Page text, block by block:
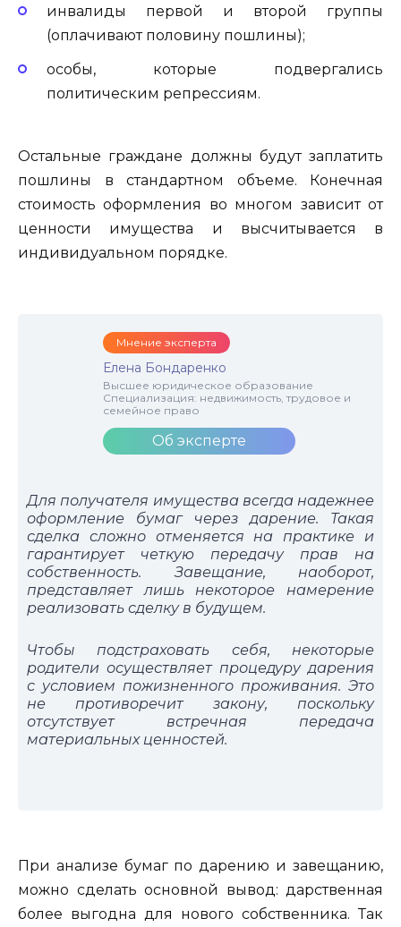
инвалиды первой и второй группы
(оплачивают половину пошлины);
особы, которые подвергались
политическим репрессиям.
Остальные граждане должны будут заплатить
пошлины в стандартном объеме. Конечная
стоимость оформления во многом зависит от
ценности имущества и высчитывается в
индивидуальном порядке.
Мнение эксперта
Елена Бондаренко
Высшее юридическое образование
Специализация: недвижимость, трудовое и
семейное право
Об эксперте
Для получателя имущества всегда надежнее
оформление бумаг через дарение. Такая
сделка сложно отменяется на практике и
гарантирует четкую передачу прав на
собственность. Завещание, наоборот,
представляет лишь некоторое намерение
реализовать сделку в будущем.
Чтобы подстраховать себя, некоторые
родители осуществляет процедуру дарения
с условием пожизненного проживания. Это
не противоречит закону, поскольку
отсутствует встречная передача
материальных ценностей.
При анализе бумаг по дарению и завещанию,
можно сделать основной вывод: дарственная
более выгодна для нового собственника. Так